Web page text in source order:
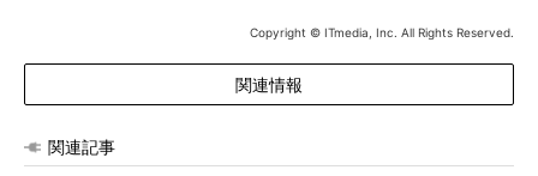
Copyright © ITmedia, Inc. All Rights Reserved.
関連情報
関連記事